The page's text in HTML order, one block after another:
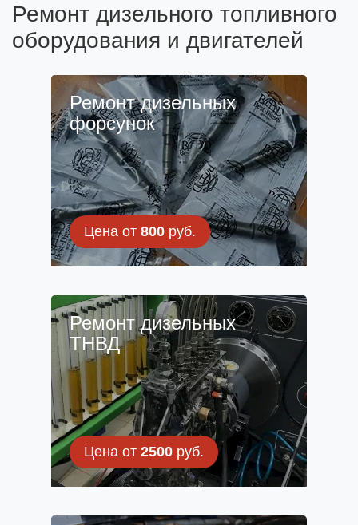
Ремонт дизельного топливного
оборудования и двигателей
Ремонт дизельных
форсунок
Цена от 800руб.
Ремонт дизельных
ТНВД
Цена от 2500руб.